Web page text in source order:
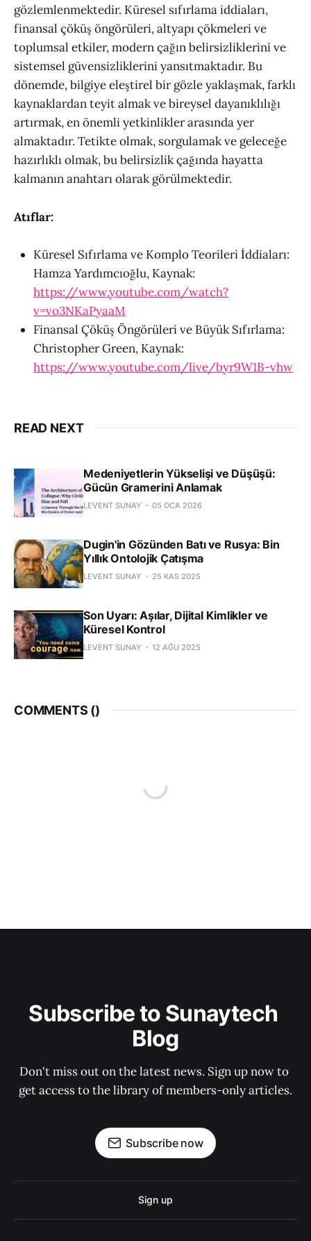
gözlemlenmektedir. Küresel sıfırlama iddiaları,
finansal çöküş öngörüleri, altyapı çökmeleri ve
toplumsal etkiler, modern çağın belirsizliklerini ve
sistemsel güvensizliklerini yansıtmaktadır. Bu
dönemde, bilgiye eleştirel bir gözle yaklaşmak, farklı
kaynaklardan teyit almak ve bireysel dayanıklılığı
artırmak, en önemli yetkinlikler arasında yer
almaktadır. Tetikte olmak, sorgulamak ve geleceğe
hazırlıklı olmak, bu belirsizlik çağında hayatta
kalmanın anahtarı olarak görülmektedir.
Atıflar:
Küresel Sıfırlama ve Komplo Teorileri İddiaları:
Hamza Yardımcıoğlu, Kaynak:
https://www.youtube.com/watch?
v=vo3NKaPyaaM
Finansal Çöküş Öngörüleri ve Büyük Sıfırlama:
Christopher Green, Kaynak:
https://www.youtube.com/live/byr9W1B-vhw
READ NEXT
Medeniyetlerin Yükselişi ve Düşüşü:
Gücün Gramerini Anlamak
LEVENT SUNAY 05 OCA 2026
Dugin'in Gözünden Batı ve Rusya: Bin
Yıllık Ontolojik Çatışma
LEVENT SUNAY 25 KAS 2025
Son Uyarı: Aşılar, Dijital Kimlikler ve
Küresel Kontrol
LEVENT SUNAY 12 AĞU 2025
COMMENTS ()
Subscribe to Sunaytech
Blog
Don't miss out on the latest news. Sign up now to
get access to the library of members-only articles.
Subscribe now
Sign up